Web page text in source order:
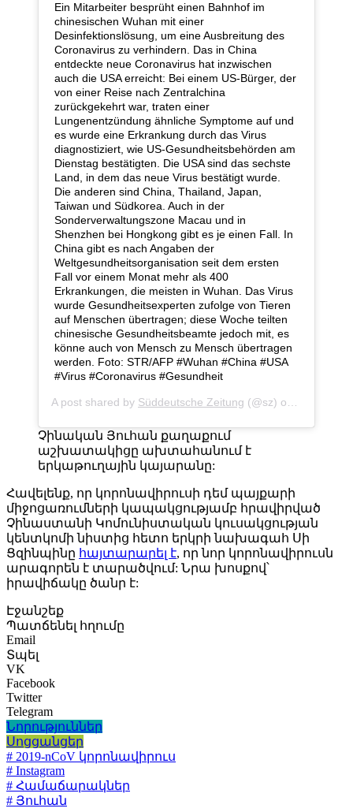
Ein Mitarbeiter besprüht einen Bahnhof im
chinesischen Wuhan mit einer
Desinfektionslösung, um eine Ausbreitung des
Coronavirus zu verhindern. Das in China
entdeckte neue Coronavirus hat inzwischen
auch die USA erreicht: Bei einem US-Bürger, der
von einer Reise nach Zentralchina
zurückgekehrt war, traten einer
Lungenentzündung ähnliche Symptome auf und
es wurde eine Erkrankung durch das Virus
diagnostiziert, wie US-Gesundheitsbehörden am
Dienstag bestätigten. Die USA sind das sechste
Land, in dem das neue Virus bestätigt wurde.
Die anderen sind China, Thailand, Japan,
Taiwan und Südkorea. Auch in der
Sonderverwaltungszone Macau und in
Shenzhen bei Hongkong gibt es je einen Fall. In
China gibt es nach Angaben der
Weltgesundheitsorganisation seit dem ersten
Fall vor einem Monat mehr als 400
Erkrankungen, die meisten in Wuhan. Das Virus
wurde Gesundheitsexperten zufolge von Tieren
auf Menschen übertragen; diese Woche teilten
chinesische Gesundheitsbeamte jedoch mit, es
könne auch von Mensch zu Mensch übertragen
werden. Foto: STR/AFP #Wuhan #China #USA
#Virus #Coronavirus #Gesundheit
A post shared by Süddeutsche Zeitung (@sz) on
Չինական Յուհան քաղաքում
աշխատակիցը ախտահանում է
երկաթուղային կայարանը:
Հավելենք, որ կորոնավիրուսի դեմ պայքարի
միջոցառումների կապակցությամբ հրավիրված
Չինաստանի Կոմունիստական կուսակցության
կենտկոմի նիստից հետո երկրի նախագահ Սի
Ցզինպինը հայտարարել է, որ նոր կորոնավիրուսն
արագորեն է տարածվում: Նրա խոսքով՝
իրավիճակը ծանր է:
Էջանշեք
Պատճենել հղումը
Email
Տպել
VK
Facebook
Twitter
Telegram
Նորություններ
Սոցցանցեր
# 2019-nCoV կորոնավիրուս
# Instagram
# Համաճարակներ
# Յուհան